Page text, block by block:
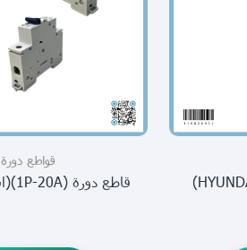
قواطع دورة
قاطع دورة (1P-20A)(اسوارVOLTA)